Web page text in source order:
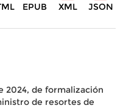
EPUB XML JSON
2024, de formalización
de resortes de